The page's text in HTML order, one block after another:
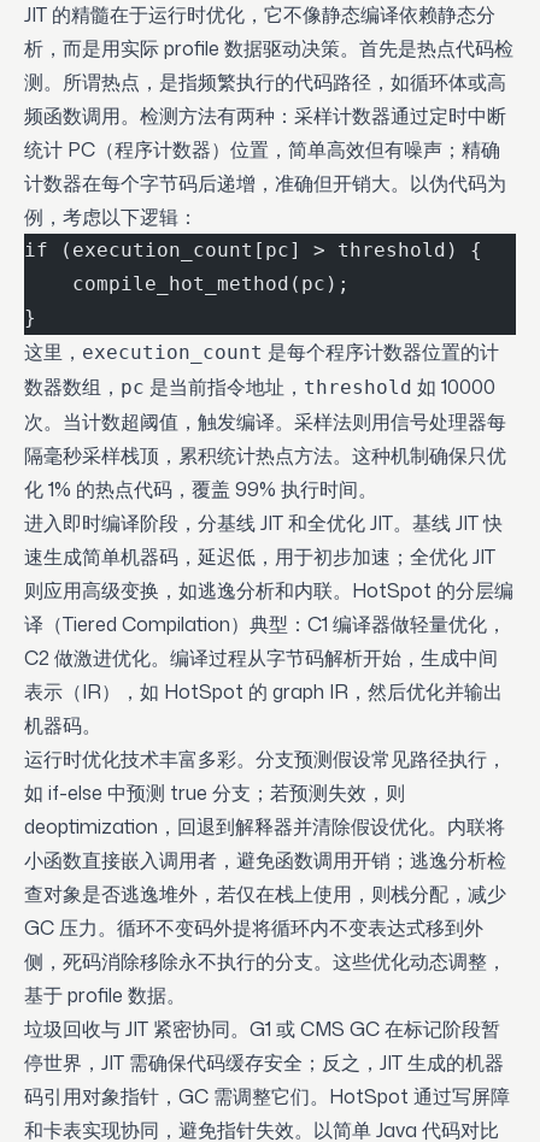
JIT 的精髓在于运行时优化，它不像静态编译依赖静态分
析，而是用实际 profile 数据驱动决策。首先是热点代码检
测。所谓热点，是指频繁执行的代码路径，如循环体或高
频函数调用。检测方法有两种：采样计数器通过定时中断
统计 PC（程序计数器）位置，简单高效但有噪声；精确
计数器在每个字节码后递增，准确但开销大。以伪代码为
例，考虑以下逻辑：
if (execution_count[pc] > threshold) {
    compile_hot_method(pc);
}
这里， execution_count 是每个程序计数器位置的计
数器数组， pc 是当前指令地址， threshold 如 10000
次。当计数超阈值，触发编译。采样法则用信号处理器每
隔毫秒采样栈顶，累积统计热点方法。这种机制确保只优
化 1% 的热点代码，覆盖 99% 执行时间。
进入即时编译阶段，分基线 JIT 和全优化 JIT。基线 JIT 快
速生成简单机器码，延迟低，用于初步加速；全优化 JIT
则应用高级变换，如逃逸分析和内联。HotSpot 的分层编
译（Tiered Compilation）典型：C1 编译器做轻量优化，
C2 做激进优化。编译过程从字节码解析开始，生成中间
表示（IR），如 HotSpot 的 graph IR，然后优化并输出
机器码。
运行时优化技术丰富多彩。分支预测假设常见路径执行，
如 if-else 中预测 true 分支；若预测失效，则
deoptimization，回退到解释器并清除假设优化。内联将
小函数直接嵌入调用者，避免函数调用开销；逃逸分析检
查对象是否逃逸堆外，若仅在栈上使用，则栈分配，减少
GC 压力。循环不变码外提将循环内不变表达式移到外
侧，死码消除移除永不执行的分支。这些优化动态调整，
基于 profile 数据。
垃圾回收与 JIT 紧密协同。G1 或 CMS GC 在标记阶段暂
停世界，JIT 需确保代码缓存安全；反之，JIT 生成的机器
码引用对象指针，GC 需调整它们。HotSpot 通过写屏障
和卡表实现协同，避免指针失效。以简单 Java 代码对比